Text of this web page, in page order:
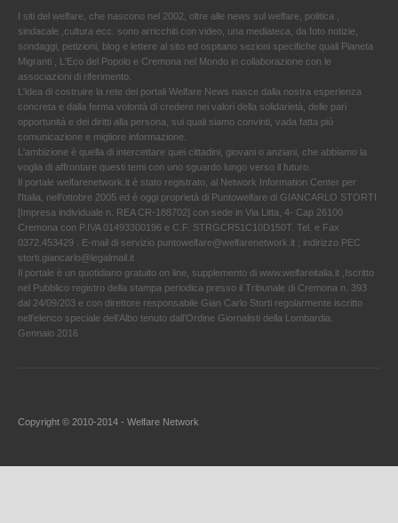
I siti del welfare, che nascono nel 2002, oltre alle news sul welfare, politica ,
sindacale ,cultura ecc. sono arricchiti con video, una mediateca, da foto notizie,
sondaggi, petizioni, blog e lettere al sito ed ospitano sezioni specifiche quali Pianeta
Migranti , L'Eco del Popolo e Cremona nel Mondo in collaborazione con le
associazioni di riferimento.
L'idea di costruire la rete dei portali Welfare News nasce dalla nostra esperienza
concreta e dalla ferma volontà di credere nei valori della solidarietà, delle pari
opportunità e dei diritti alla persona, sui quali siamo convinti, vada fatta più
comunicazione e migliore informazione.
L'ambizione è quella di intercettare quei cittadini, giovani o anziani, che abbiamo la
voglia di affrontare questi temi con uno sguardo lungo verso il futuro.
Il portale welfarenetwork.it è stato registrato, al Network Information Center per
l'Italia, nell’ottobre 2005 ed è oggi proprietà di Puntowelfare di GIANCARLO STORTI
[Impresa individuale n. REA CR-188702] con sede in Via Litta, 4- Cap 26100
Cremona con P.IVA 01493300196 e C.F. STRGCR51C10D150T. Tel. e Fax
0372.453429 . E-mail di servizio puntowelfare@welfarenetwork.it ; indirizzo PEC
storti.giancarlo@legalmail.it
Il portale è un quotidiano gratuito on line, supplemento di www.welfareitalia.it ,Iscritto
nel Pubblico registro della stampa periodica presso il Tribunale di Cremona n. 393
dal 24/09/203 e con direttore responsabile Gian Carlo Storti regolarmente iscritto
nell’elenco speciale dell’Albo tenuto dall’Ordine Giornalisti della Lombardia.
Gennaio 2016
Copyright © 2010-2014 - Welfare Network